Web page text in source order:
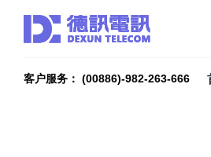
客户服务： (00886)-982-263-666